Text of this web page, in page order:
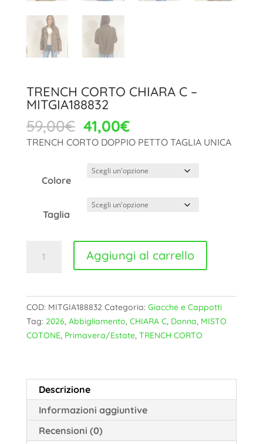
TRENCH CORTO CHIARA C –
MITGIA188832
59,00€ Il
prezzo
era:
59,00€.
41,00€Il
prezzo
è:
TRENCH CORTO DOPPIO PETTO TAGLIA UNICA
Colore
Taglia
CORTO
-
MITGIA188832
quantità
Aggiungi al carrello
COD: MITGIA188832 Categoria: Giacche e Cappotti
Tag: 2026, Abbigliamento, CHIARA C, Donna, MISTO
COTONE, Primavera/Estate, TRENCH CORTO
Descrizione
Informazioni aggiuntive
Recensioni (0)